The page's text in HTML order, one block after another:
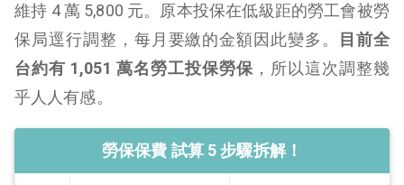
維持 4 萬 5,800 元。原本投保在低級距的勞工會被勞
保局逕行調整，每月要繳的金額因此變多。
目前全
台約有 1,051 萬名勞工投保勞保 ，所以這次調整幾
乎人人有感。
勞保保費 試算 5 步驟拆解！